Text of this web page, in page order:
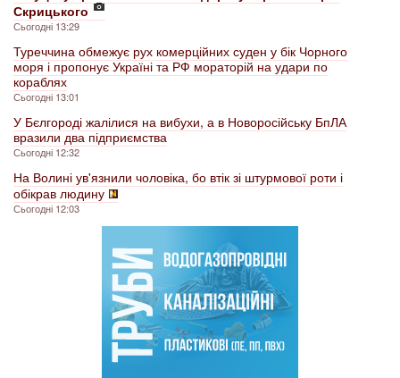
Скрицького
Сьогодні 13:29
Туреччина обмежує рух комерційних суден у бік Чорного
моря і пропонує Україні та РФ мораторій на удари по
кораблях
Сьогодні 13:01
У Бєлгороді жалілися на вибухи, а в Новоросійську БпЛА
вразили два підприємства
Сьогодні 12:32
На Волині ув'язнили чоловіка, бо втік зі штурмової роти і
обікрав людину
Сьогодні 12:03